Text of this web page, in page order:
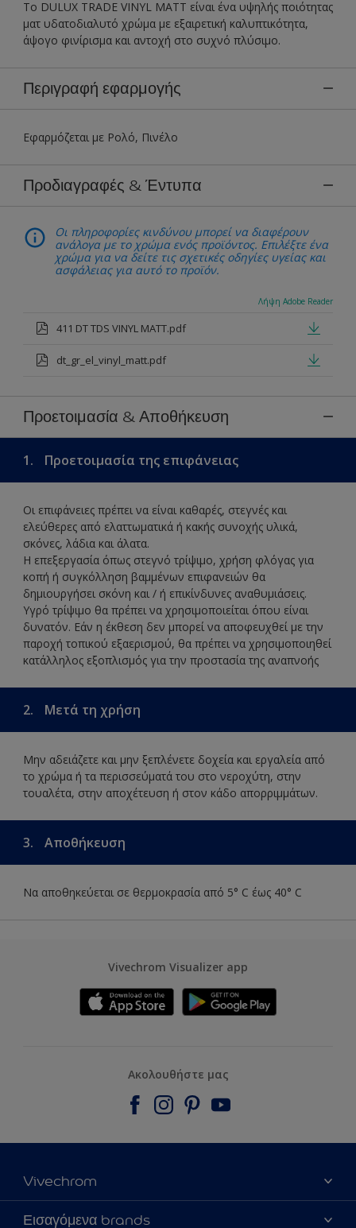
Το DULUX TRADE VINYL MATT είναι ένα υψηλής ποιότητας
ματ υδατοδιαλυτό χρώμα με εξαιρετική καλυπτικότητα,
άψογο φινίρισμα και αντοχή στο συχνό πλύσιμο.
Περιγραφή εφαρμογής
Εφαρμόζεται με Ρολό, Πινέλο
Προδιαγραφές & Έντυπα
Οι πληροφορίες κινδύνου μπορεί να διαφέρουν
ανάλογα με το χρώμα ενός προϊόντος. Επιλέξτε ένα
χρώμα για να δείτε τις σχετικές οδηγίες υγείας και
ασφάλειας για αυτό το προϊόν.
Λήψη Adobe Reader
411 DT TDS VINYL MATT.pdf
dt_gr_el_vinyl_matt.pdf
Προετοιμασία & Αποθήκευση
1. Προετοιμασία της επιφάνειας
Οι επιφάνειες πρέπει να είναι καθαρές, στεγνές και
ελεύθερες από ελαττωματικά ή κακής συνοχής υλικά,
σκόνες, λάδια και άλατα.
Η επεξεργασία όπως στεγνό τρίψιμο, χρήση φλόγας για
κοπή ή συγκόλληση βαμμένων επιφανειών θα
δημιουργήσει σκόνη και / ή επικίνδυνες αναθυμιάσεις.
Υγρό τρίψιμο θα πρέπει να χρησιμοποιείται όπου είναι
δυνατόν. Εάν η έκθεση δεν μπορεί να αποφευχθεί με την
παροχή τοπικού εξαερισμού, θα πρέπει να χρησιμοποιηθεί
κατάλληλος εξοπλισμός για την προστασία της αναπνοής
2. Μετά τη χρήση
Μην αδειάζετε και μην ξεπλένετε δοχεία και εργαλεία από
το χρώμα ή τα περισσεύματά του στο νεροχύτη, στην
τουαλέτα, στην αποχέτευση ή στον κάδο απορριμμάτων.
3. Αποθήκευση
Να αποθηκεύεται σε θερμοκρασία από 5° C έως 40° C
Vivechrom Visualizer app
Ακολουθήστε μας
Vivechrom
Εύρεση Καταστήματος
Εισαγόμενα brands